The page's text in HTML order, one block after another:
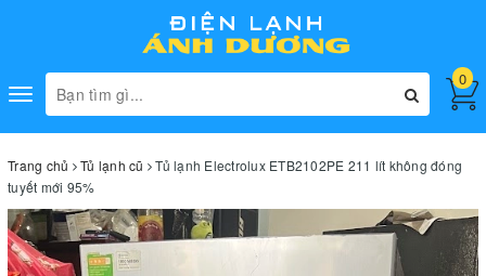
Toggle
navigation
0
Trang chủ Tủ lạnh cũ
Tủ lạnh Electrolux ETB2102PE 211 lít không đóng
tuyết mới 95%